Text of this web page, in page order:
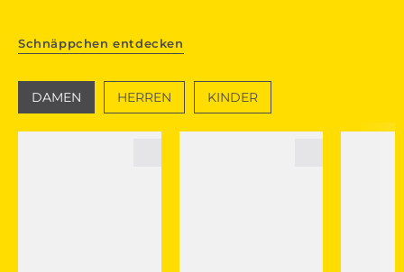
Schnäppchen entdecken
DAMEN HERREN KINDER